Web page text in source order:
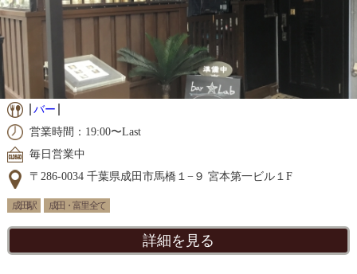
バー
営業時間：19:00〜Last
毎日営業中
〒286-0034 千葉県成田市馬橋１−９ 宮本第一ビル１F
成田駅 成田・富里 全て
詳細を見る